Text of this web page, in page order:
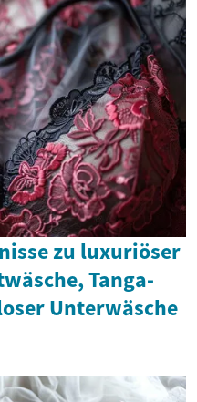
zu luxuriöser
Tanga-
Unterwäsche